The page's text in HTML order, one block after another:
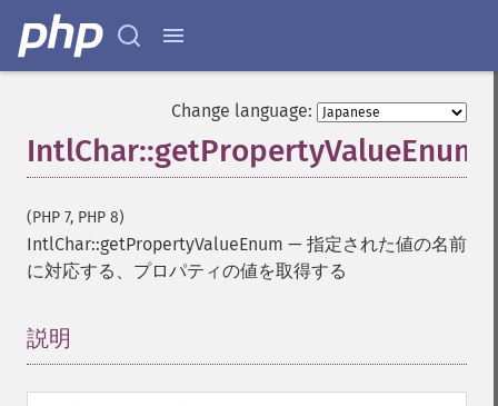
Change language:
IntlChar::getPropertyValueEnum
(PHP 7, PHP 8)
IntlChar::getPropertyValueEnum — 指定された値の名前
に対応する、プロパティの値を取得する
説明